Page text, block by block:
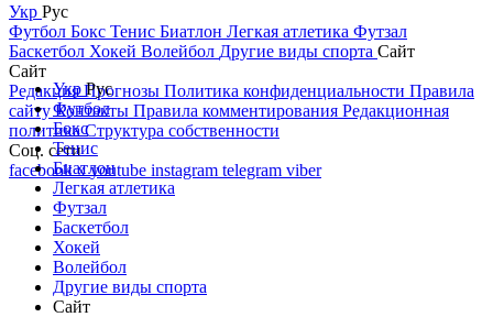
Укр Рус
Футбол Бокс Тенис Биатлон Легкая атлетика Футзал
Баскетбол Хокей Волейбол Другие виды спорта Сайт
Сайт
РедакцияПрогнозы Политика конфиденциальности Правила
сайтуКонтакты Правила комментирования Редакционная
политикаСтруктура собственности
Соц. сети
facebookxyoutube instagram telegram viber
УкрРус
Футбол
Бокс
Тенис
Биатлон
Легкая атлетика
Футзал
Баскетбол
Хокей
Волейбол
Другие виды спорта
Сайт